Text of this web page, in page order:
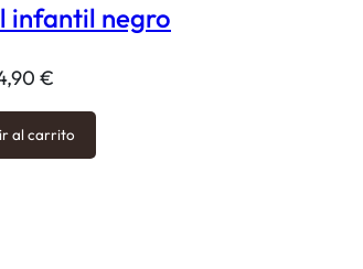
infantil negro
€
al carrito